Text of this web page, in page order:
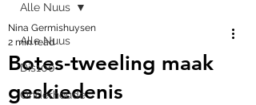
Alle Nuus
Dis100
Onderhoude
Alle Nuus
Botes-tweeling maak
geskiedenis
Nina Germishuysen
2 min read